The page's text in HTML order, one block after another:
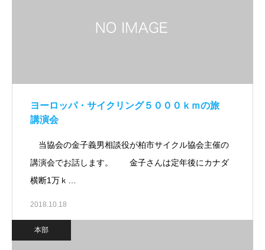
ヨーロッパ・サイクリング５０００ｋｍの旅
講演会
当協会の金子義男相談役が柏市サイクル協会主催の
講演会でお話します。 金子さんは定年後にカナダ
横断1万ｋ…
2018.10.18
本部